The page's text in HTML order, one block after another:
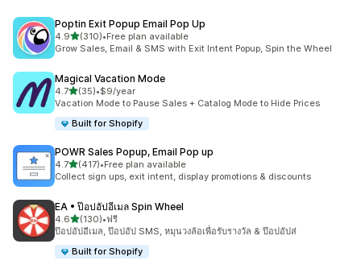
Poptin Exit Popup Email Pop Up
4.9เต็ม 5 ดาว
(310)
ทั้งหมด 310 รีวิว
•Free plan available
Grow Sales, Email & SMS with Exit Intent Popup, Spin the Wheel
Magical Vacation Mode
4.7เต็ม 5 ดาว
(35)
ทั้งหมด 35 รีวิว
•$9/year
Vacation Mode to Pause Sales + Catalog Mode to Hide Prices
Built for Shopify
POWR Sales Popup, Email Pop up
4.7เต็ม 5 ดาว
(417)
ทั้งหมด 417 รีวิว
•Free plan available
Collect sign ups, exit intent, display promotions & discounts
EA • ป๊อปอัปอีเมล Spin Wheel
4.6เต็ม 5 ดาว
(130)
ทั้งหมด 130 รีวิว
•ฟรี
ป๊อปอัปอีเมล, ป๊อปอัป SMS, หมุนวงล้อเพื่อรับรางวัล & ป๊อปอัปส่
Built for Shopify